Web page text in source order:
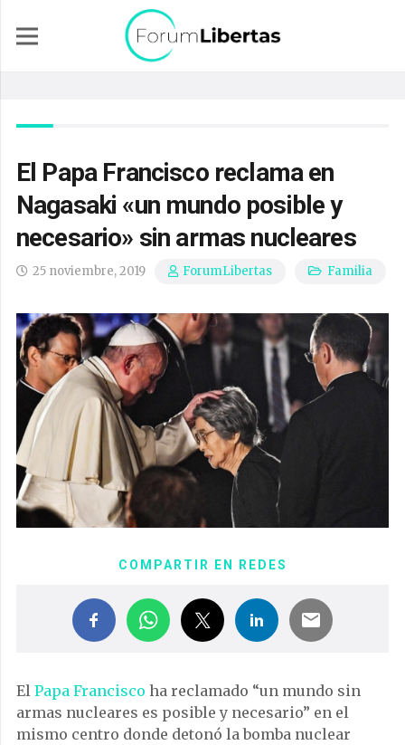
El Papa Francisco reclama en
Nagasaki «un mundo posible y
necesario» sin armas nucleares
25 noviembre, 2019 ForumLibertas Familia
COMPARTIR EN REDES
El Papa Francisco ha reclamado “un mundo sin
armas nucleares es posible y necesario” en el
mismo centro donde detonó la bomba nuclear